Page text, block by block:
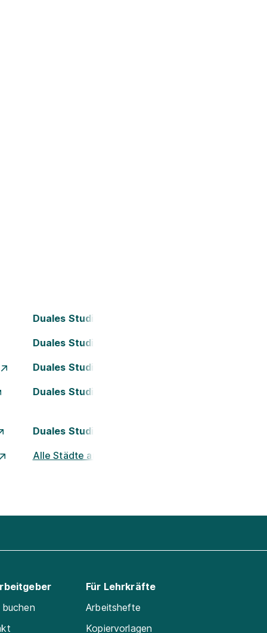
Duales Studium Bielefeld
Duales Studium Darmstadt
Duales Studium Essen
Duales Studium Kassel
Duales Studium Nürnberg
Alle Städte ansehen
Für Lehrkräfte
Arbeitshefte
Kopiervorlagen